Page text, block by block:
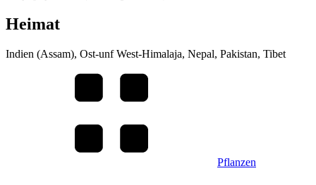
Heimat
Indien (Assam), Ost-unf West-Himalaja, Nepal, Pakistan, Tibet
Pflanzen